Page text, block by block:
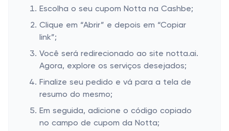
Escolha o seu cupom Notta na Cashbe;
Clique em “Abrir” e depois em “Copiar
link”;
Você será redirecionado ao site notta.ai.
Agora, explore os serviços desejados;
Finalize seu pedido e vá para a tela de
resumo do mesmo;
Em seguida, adicione o código copiado
no campo de cupom da Notta;